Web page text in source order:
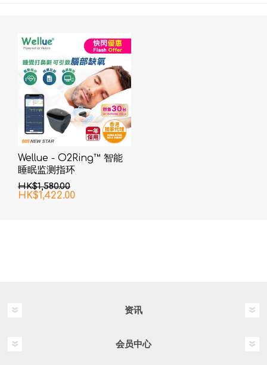
Wellue - O2Ring™ 智能
睡眠监测指环
HK$1,580.00
HK$1,422.00
资讯
会员中心